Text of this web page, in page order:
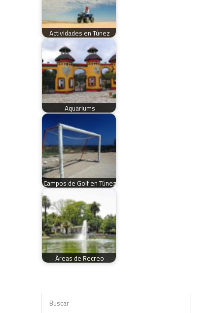
Actividades en Túnez
Aquariums
Campos de Golf en Túnez
Áreas de Recreo